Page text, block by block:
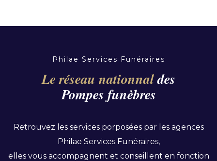
Philae Services Funéraires
Le réseau nationnaldes
Pompes funèbres
Retrouvez les services porposées par les agences
Philae Services Funéraires,
elles vous accompagnent et conseillent en fonction